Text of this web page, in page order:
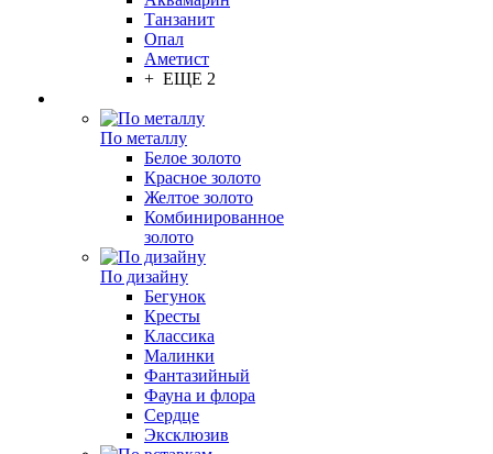
Танзанит
Опал
Аметист
+ ЕЩЕ 2
По металлу
Белое золото
Красное золото
Желтое золото
Комбинированное
золото
По дизайну
Бегунок
Кресты
Классика
Малинки
Фантазийный
Фауна и флора
Сердце
Эксклюзив